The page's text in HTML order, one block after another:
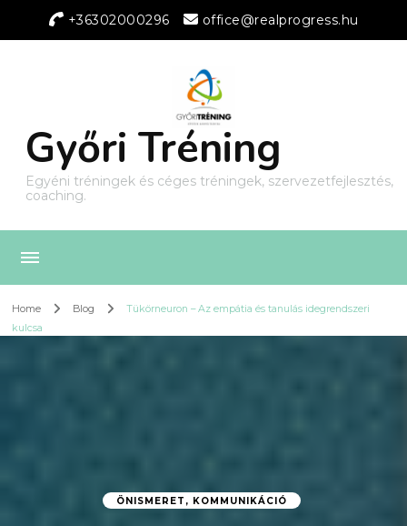
+36302000296 office@realprogress.hu
Győri Tréning
Egyéni tréningek és céges tréningek, szervezetfejlesztés,
coaching.
Home Blog
Tükörneuron – Az empátia és tanulás idegrendszeri
kulcsa
ÖNISMERET, KOMMUNIKÁCIÓ